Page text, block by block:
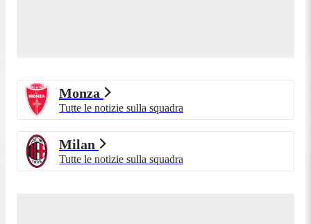
Monza
Tutte le notizie sulla squadra
Milan
Tutte le notizie sulla squadra